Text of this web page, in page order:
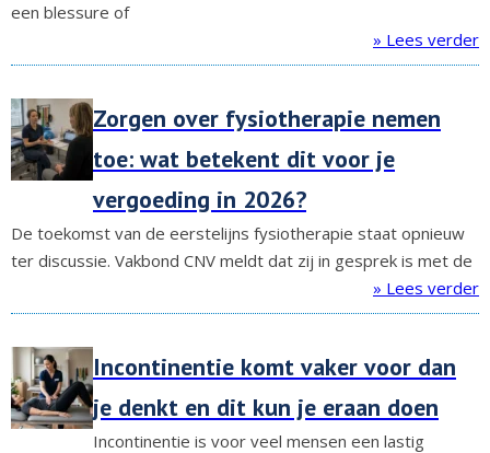
een blessure of
» Lees verder
Zorgen over fysiotherapie nemen
toe: wat betekent dit voor je
vergoeding in 2026?
De toekomst van de eerstelijns fysiotherapie staat opnieuw
ter discussie. Vakbond CNV meldt dat zij in gesprek is met de
» Lees verder
Incontinentie komt vaker voor dan
je denkt en dit kun je eraan doen
Incontinentie is voor veel mensen een lastig